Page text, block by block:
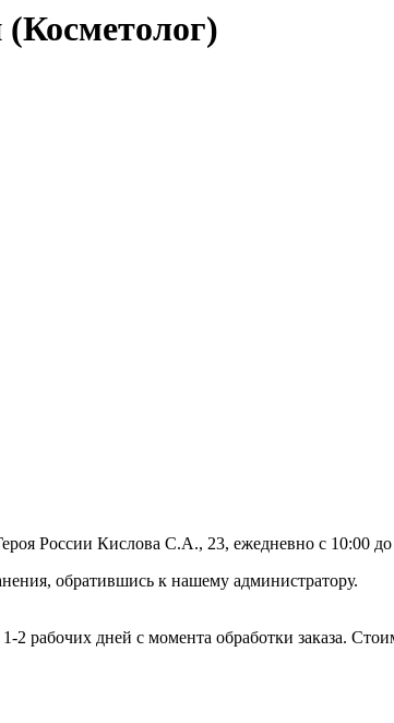
России Кислова С.А., 23, ежедневно с 10:00 до
обратившись к нашему администратору.
2 рабочих дней с момента обработки заказа.